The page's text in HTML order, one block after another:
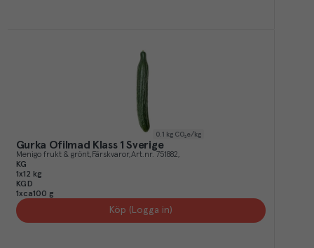
0.1 kg CO₂e/kg
Gurka Ofilmad Klass 1 Sverige
Menigo frukt & grönt Färskvaror Art.nr. 751882
KG
1x12 kg
KGD
1xca100 g
Köp (Logga in)